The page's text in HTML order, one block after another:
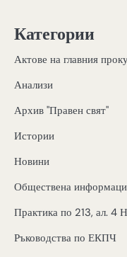
Категории
Актове на главния
Анализи
Архив "Правен свят"
Истории
Новини
Обществена
Практика по 213, ал. 4
Ръководства по ЕКПЧ